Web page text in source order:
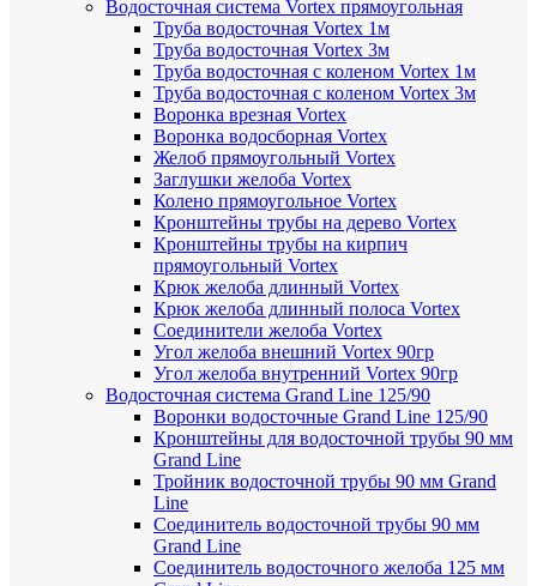
Водосточная система Vortex прямоугольная
Труба водосточная Vortex 1м
Труба водосточная Vortex 3м
Труба водосточная с коленом Vortex 1м
Труба водосточная с коленом Vortex 3м
Воронка врезная Vortex
Воронка водосборная Vortex
Желоб прямоугольный Vortex
Заглушки желоба Vortex
Колено прямоугольное Vortex
Кронштейны трубы на дерево Vortex
Кронштейны трубы на кирпич
прямоугольный Vortex
Крюк желоба длинный Vortex
Крюк желоба длинный полоса Vortex
Соединители желоба Vortex
Угол желоба внешний Vortex 90гр
Угол желоба внутренний Vortex 90гр
Водосточная система Grand Line 125/90
Воронки водосточные Grand Line 125/90
Кронштейны для водосточной трубы 90 мм
Grand Line
Тройник водосточной трубы 90 мм Grand
Line
Соединитель водосточной трубы 90 мм
Grand Line
Соединитель водосточного желоба 125 мм